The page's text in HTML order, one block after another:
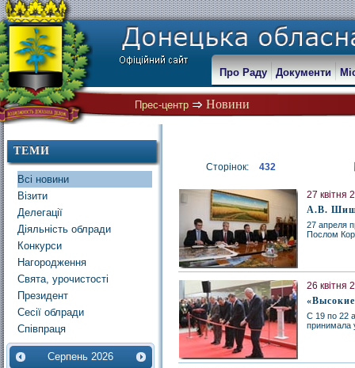
Прес-центр Новини
Про Раду Документи
ТЕМИ
Всі новини
Візити
Делегації
Діяльність облради
Конкурси
Нагородження
Свята, урочистості
Президент
Сесії облради
Співпраця
Серпень 2026
Сторінок: 432
27 квітня
А.В.
27 апреля
Послом
26 квітня
С 19 по 22
принимала